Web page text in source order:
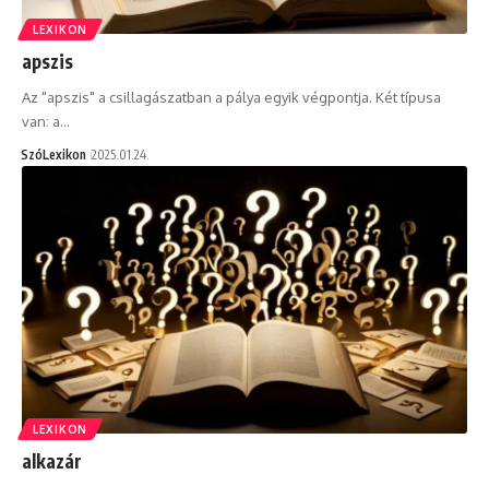
LEXIKON
apszis
Az "apszis" a csillagászatban a pálya egyik végpontja. Két típusa
van: a…
SzóLexikon 2025.01.24.
LEXIKON
alkazár